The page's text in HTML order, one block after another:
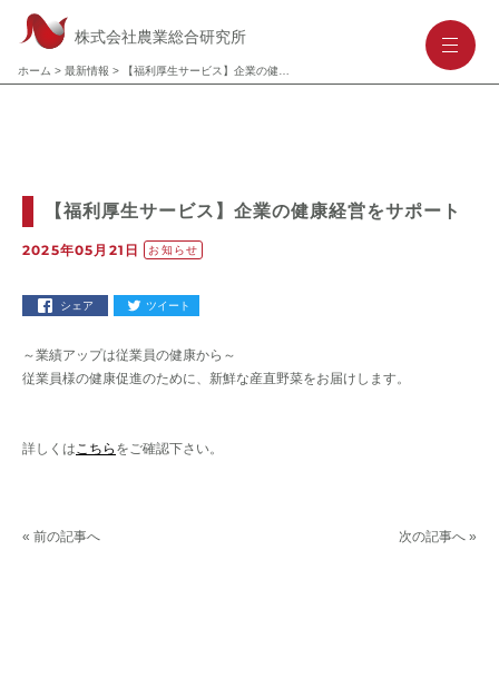
株式会社農業総合研究所
ホーム > 最新情報 >
--
【福利厚生サービス】企業の健康経営をサポート
2025年05月21日 お知らせ
シェア ツイート
～業績アップは従業員の健康から～
従業員様の健康促進のために、新鮮な産直野菜をお届けします。
詳しくはこちら をご確認下さい。
次の記事へ »
« 前の記事へ